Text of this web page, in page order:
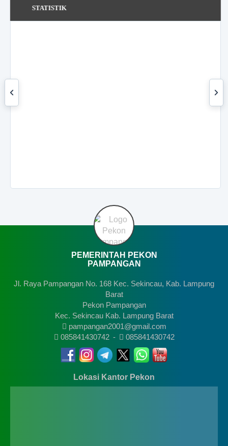
STATISTIK
PEMERINTAH PEKON
PAMPANGAN
Jl. Raya Pampangan No. 168 Kec. Sekincau, Kab. Lampung
Barat
Pekon Pampangan
Kec. Sekincau Kab. Lampung Barat
pampangan2001@gmail.com
085841430742 - 085841430742
Lokasi Kantor Pekon